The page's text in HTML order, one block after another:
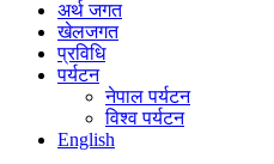
अर्थ जगत
खेलजगत
प्रविधि
पर्यटन
नेपाल पर्यटन
विश्व पर्यटन
English